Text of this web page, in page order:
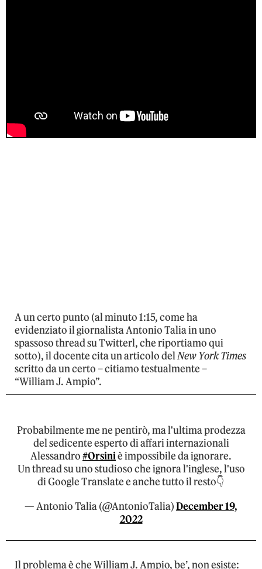
A un certo punto (al minuto 1:15, come ha
evidenziato il giornalista Antonio Talia in uno
spassoso thread su Twitterl, che riportiamo qui
sotto), il docente cita un articolo delNew York Times
scritto da un certo – citiamo testualmente –
“William J. Ampio”.
Probabilmente me ne pentirò, ma l'ultima prodezza
del sedicente esperto di affari internazionali
Alessandro#Orsiniè impossibile da ignorare.
Un thread su uno studioso che ignora l'inglese, l'uso
di Google Translate e anche tutto il resto👇
— Antonio Talia (@AntonioTalia)December 19,
2022
Il problema è che William J. Ampio, be’, non esiste: